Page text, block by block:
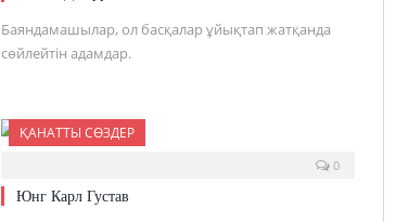
Баяндамашылар, ол басқалар ұйықтап жатқанда
сөйлейтін адамдар.
ҚАНАТТЫ СӨЗДЕР
0
Юнг Карл Густав